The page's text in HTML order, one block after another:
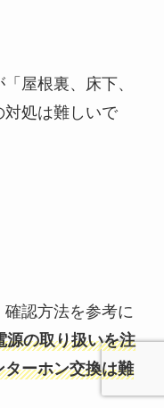
屋根裏、床下、
処は難しいで
認方法を参考に
源の取り扱いを注
ーホン交換は難